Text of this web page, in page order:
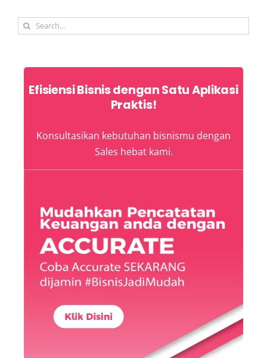
Search
Efisiensi Bisnis dengan Satu Aplikasi
Praktis!
Konsultasikan kebutuhan bisnismu dengan
Sales hebat kami.